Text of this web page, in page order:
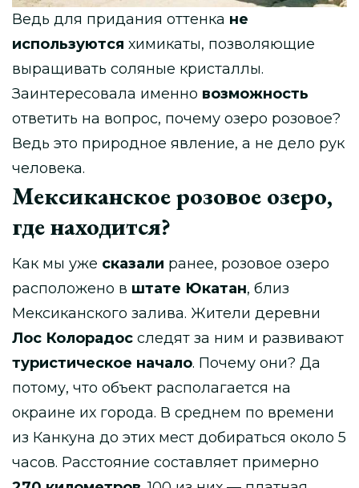
Ведь для придания оттенка не
используются химикаты, позволяющие
выращивать соляные кристаллы.
Заинтересовала именно возможность
ответить на вопрос, почему озеро розовое?
Ведь это природное явление, а не дело рук
человека.
Мексиканское розовое озеро,
где находится?
Как мы уже сказали ранее, розовое озеро
расположено в штате Юкатан, близ
Мексиканского залива. Жители деревни
Лос Колорадос следят за ним и развивают
туристическое начало. Почему они? Да
потому, что объект располагается на
окраине их города. В среднем по времени
из Канкуна до этих мест добираться около 5
часов. Расстояние составляет примерно